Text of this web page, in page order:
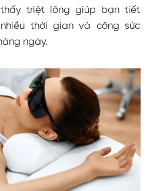
triệt lông giúp bạn tiết
thời gian và công sức
ngày.